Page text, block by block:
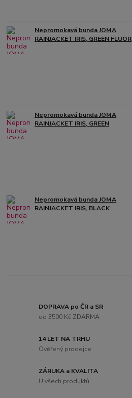
Nepromokavá bunda JOMA
RAINJACKET IRIS, GREEN FLUOR
Nepromokavá bunda JOMA
RAINJACKET IRIS, GREEN
Nepromokavá bunda JOMA
RAINJACKET IRIS, BLACK
DOPRAVA po ČR a SR
od 3500 Kč ZDARMA
14 LET NA TRHU
Ověřený prodejce
ZÁRUKA a KVALITA
U všech produktů